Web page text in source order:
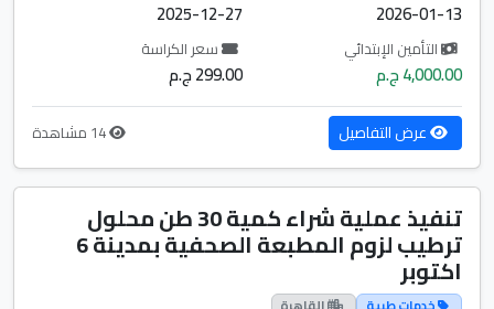
2026-01-13
2025-12-27
التأمين الإبتدائي
4,000.00 ج.م
سعر الكراسة
299.00 ج.م
عرض التفاصيل
تنفيذ عملية شراء كمية 30 طن محلول
ترطيب لزوم المطبعة الصحفية بمدينة 6
اكتوبر